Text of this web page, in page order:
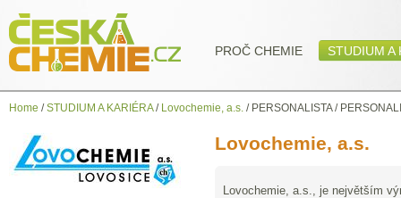
PROČ CHEMIE STUDIUM A
Home / STUDIUM A KARIÉRA / Lovochemie, a.s. / PERSONALISTA /
Lovochemie, a.s.
Lovochemie, a.s., je největším